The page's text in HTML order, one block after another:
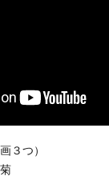
３つ）